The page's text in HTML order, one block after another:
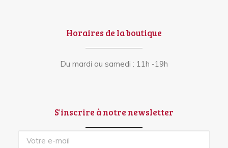
Horaires de la boutique
Du mardi au samedi : 11h -19h
S'inscrire à notre newsletter